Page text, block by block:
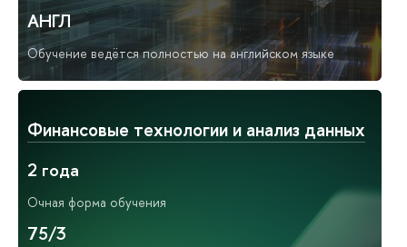
АНГЛ
Обучение ведётся полностью на английском языке
Финансовые технологии и анализ данных
2 года
Очная форма обучения
75/3